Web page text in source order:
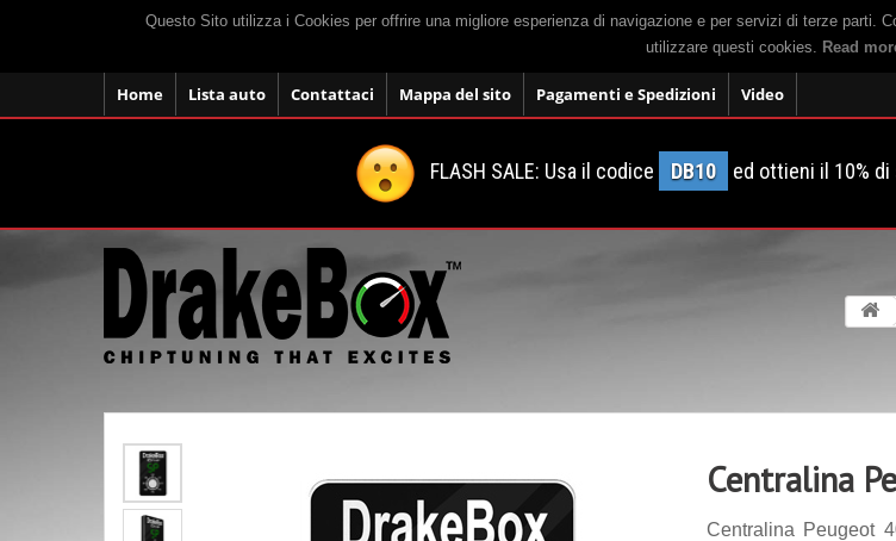
Questo Sito utilizza i Cookies per offrire una migliore esperienza di navigazione e per servizi di terze parti.
utilizzare questi cookies. Read
Home Lista auto Contattaci Mappa del sito Pagamenti e Spedizioni Video
FLASH SALE: Usa il codice DB10 ed ottieni il 10%
Centralina
Centralina Peugeot